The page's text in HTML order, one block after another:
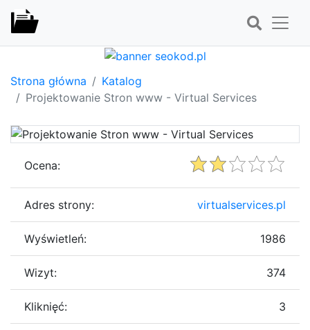
Strona główna
Katalog
Projektowanie Stron www - Virtual Services
Ocena:
Adres strony: virtualservices.pl
Wyświetleń: 1986
Wizyt: 374
Kliknięć: 3